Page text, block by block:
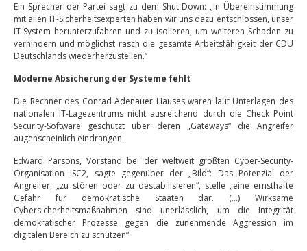
Ein Sprecher der Partei sagt zu dem Shut Down: „In Übereinstimmung
mit allen IT-Sicherheitsexperten haben wir uns dazu entschlossen, unser
IT-System herunterzufahren und zu isolieren, um weiteren Schaden zu
verhindern und möglichst rasch die gesamte Arbeitsfähigkeit der CDU
Deutschlands wiederherzustellen.“
Moderne Absicherung der Systeme fehlt
Die Rechner des Conrad Adenauer Hauses waren laut Unterlagen des
nationalen IT-Lagezentrums nicht ausreichend durch die Check Point
Security-Software geschützt über deren „Gateways“ die Angreifer
augenscheinlich eindrangen.
Edward Parsons, Vorstand bei der weltweit größten Cyber-Security-
Organisation ISC2, sagte gegenüber der „Bild“: Das Potenzial der
Angreifer, „zu stören oder zu destabilisieren“, stelle „eine ernsthafte
Gefahr für demokratische Staaten dar. (…) Wirksame
Cybersicherheitsmaßnahmen sind unerlässlich, um die Integrität
demokratischer Prozesse gegen die zunehmende Aggression im
digitalen Bereich zu schützen“.